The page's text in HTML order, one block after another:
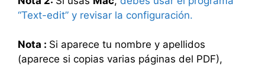
“Text-edit” y revisar la configuración.
Nota : Si aparece tu nombre y apellidos
(aparece si copias varias páginas del PDF),